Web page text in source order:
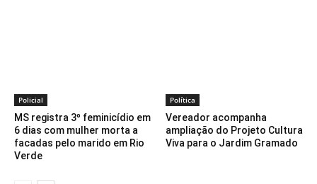
Policial
MS registra 3º feminicídio em
6 dias com mulher morta a
facadas pelo marido em Rio
Verde
Política
Vereador acompanha
ampliação do Projeto Cultura
Viva para o Jardim Gramado